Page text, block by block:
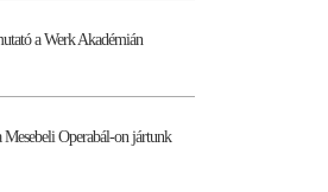
a Werk Akadémián
Operabál-on jártunk